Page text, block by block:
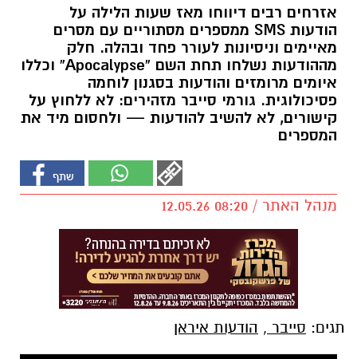
אזרחים רבים דיווחו מאז שעות הלילה על
הודעות SMS ממספרים מסתוריים עם מסרים
מאיימים וניסיונות לעורר פחד ובהלה. חלק
מההודעות נשלחו תחת השם “Apocalypse” וכללו
איומים מרומזים והודעות בסגנון לוחמה
פסיכולוגית. גורמי סייבר מזהירים: לא ללחוץ על
קישורים, לא להשיב להודעות — ולחסום מיד את
המספרים
מנהל האתר / 08:20 12.05.26
תגים: סייבר , הודעות איראן